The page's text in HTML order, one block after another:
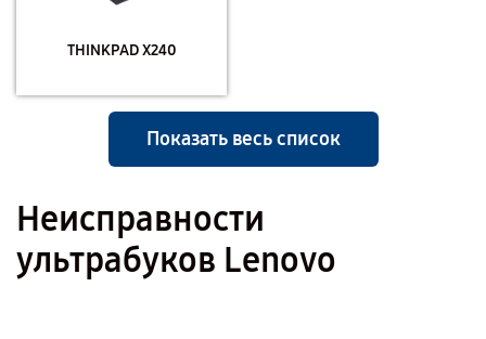
THINKPAD X240
Показать весь список
Неисправности
ультрабуков Lenovo